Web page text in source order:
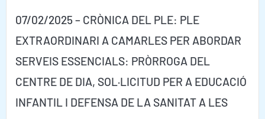
07/02/2025 – CRÒNICA DEL PLE: PLE
EXTRAORDINARI A CAMARLES PER ABORDAR
SERVEIS ESSENCIALS: PRÒRROGA DEL
CENTRE DE DIA, SOL·LICITUD PER A EDUCACIÓ
INFANTIL I DEFENSA DE LA SANITAT A LES